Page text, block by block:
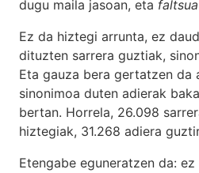
dugu maila jasoan, eta faltsua
Ez da hiztegi arrunta, ez
dituzten sarrera guztiak,
Eta gauza bera gertatzen da
sinonimoa duten adierak
bertan. Horrela, 26.098
hiztegiak, 31.268 adiera
Etengabe eguneratzen da: